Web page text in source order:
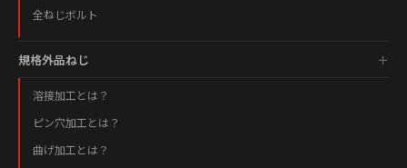
全ねじボルト
規格外品ねじ
溶接加工とは？
ピン穴加工とは？
曲げ加工とは？